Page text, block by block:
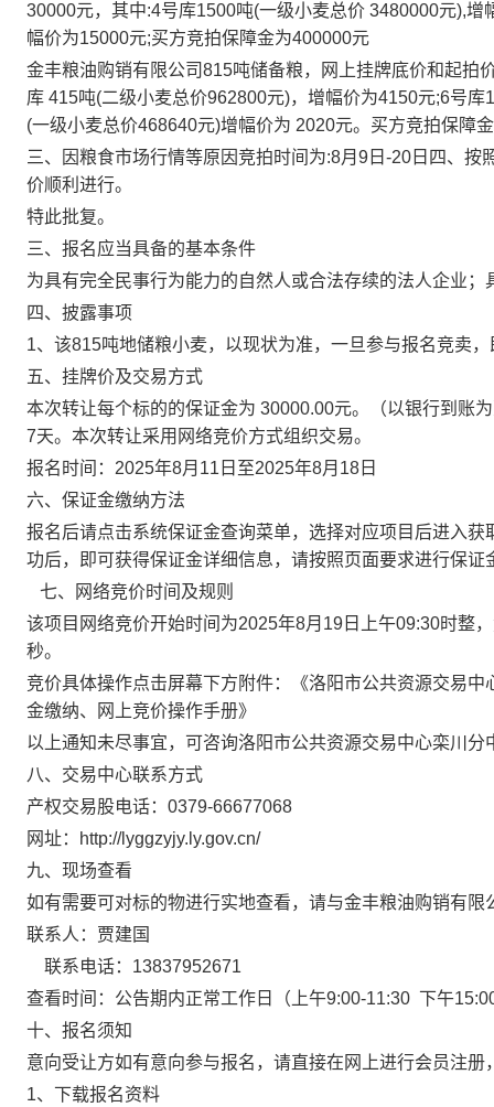
30000元，其中:4号库1500吨(一级小麦总价 3480000元),
幅价为15000元;买方竞拍保障金为400000元
金丰粮油购销有限公司815吨储备粮，网上挂牌底价和起拍
库 415吨(二级小麦总价962800元)，增幅价为4150元;6号
(一级小麦总价468640元)增幅价为 2020元。买方竞拍保障
三、因粮食市场行情等原因竞拍时间为:8月9日-20日四、按
价顺利进行。
特此批复。
三、报名应当具备的基本条件
为具有完全民事行为能力的自然人或合法存续的法人企业
四、披露事项
1、 该815吨地储粮小麦， 以现状为准， 一旦参与报名竞卖
五、挂牌价及交易方式
本次转让每个标的的保证金为 30000.00元。（以银行到账
7天。 本次转让采用网络竞价方式组织交易。
报名时间： 2025年8月 11 日至2025年8月 18 日
六、保证金缴纳方法
报名后请点击系统保证金查询菜单，选择对应项目后进入
功后，即可获得保证金详细信息，请按照页面要求进行保
七、网络竞价时间及规则
该项目网络竞价开始时间为2025年8月 19 日上午09:30时整
秒。
竞价具体操作点击屏幕下方附件：《洛阳市公共资源交易
金缴纳、网上竞价操作手册》
以上通知未尽事宜，可咨询洛阳市公共资源交易中心栾川分
八、交易中心联系方式
产权交易股电话： 0379-66677068
网址：
http://lyggzyjy.ly.gov.cn/
九、现场查看
如有需要可对标的物进行实地查看，请与金丰粮油购销有限
联系人：
贾建国
联系电话： 13837952671
查看时间：公告期内正常工作日
（上午9:00-11:30 下午
十、报名须知
意向受让方如有意向参与报名，请直接在网上进行会员注
1、下载报名资料